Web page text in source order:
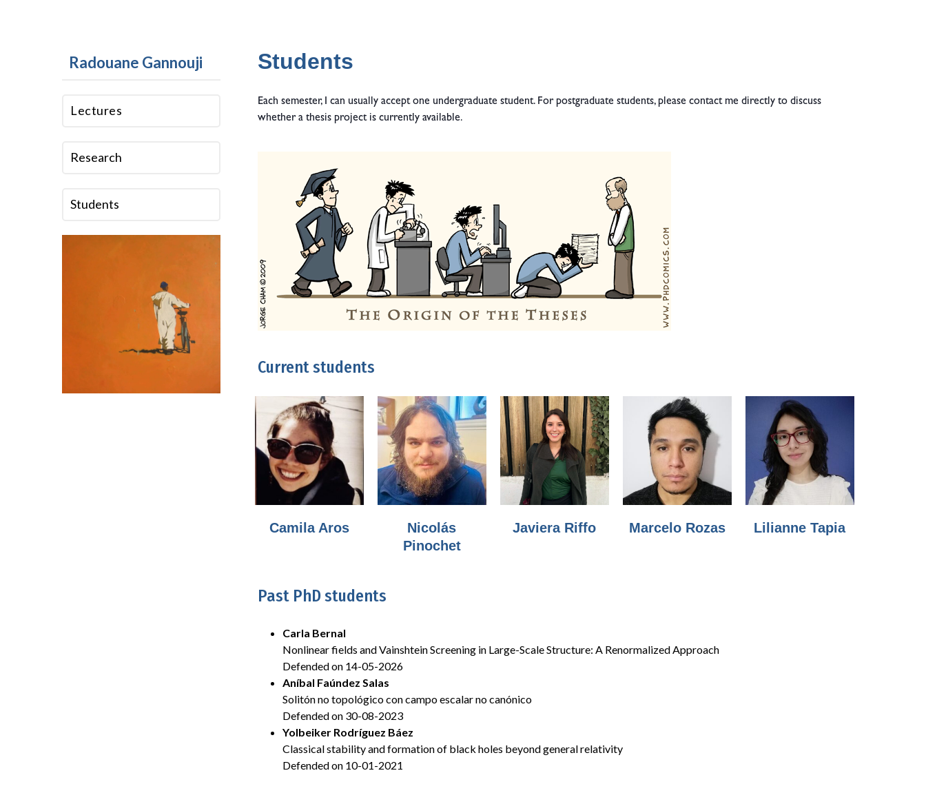
Radouane Gannouji
Lectures
Research
Students
Students
Each semester, I can usually accept one undergraduate student. For postgraduate students, please contact me directly to discuss
whether a thesis project is currently available.
Current students
Camila Aros
Nicolás
Pinochet
Javiera Riffo Marcelo Rozas Lilianne Tapia
Past PhD students
Carla Bernal
Nonlinear fields and Vainshtein Screening in Large-Scale Structure: A Renormalized Approach
Defended on 14-05-2026
Aníbal Faúndez Salas
Solitón no topológico con campo escalar no canónico
Defended on 30-08-2023
Yolbeiker Rodríguez Báez
Classical stability and formation of black holes beyond general relativity
Defended on 10-01-2021